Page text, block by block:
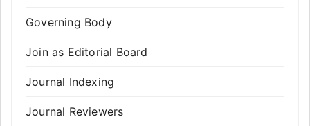
Governing Body
Join as Editorial Board
Journal Indexing
Journal Reviewers